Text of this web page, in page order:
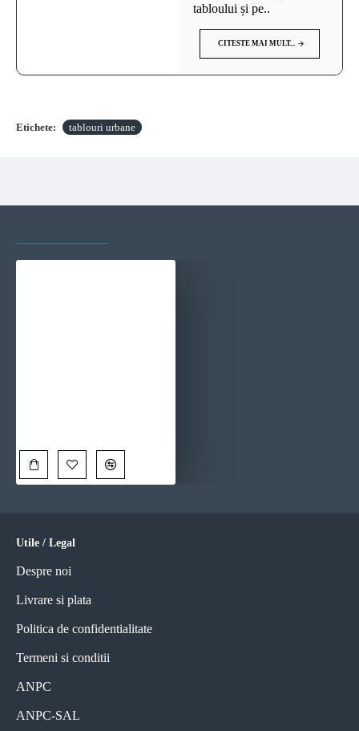
tabloului și pe..
CITESTE MAI MULT...
Etichete: tablouri urbane
Utile / Legal
Despre noi
Livrare si plata
Politica de confidentialitate
Termeni si conditii
ANPC
ANPC-SAL